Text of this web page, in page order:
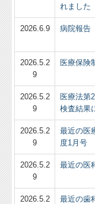
れました
2026.6.9 病院報告
2026.5.2
9
医療保険
2026.5.2
9
医療法第
検査結果
2026.5.2
9
最近の医
度1月号
2026.5.2
9
最近の医
2026.5.2
最近の歯